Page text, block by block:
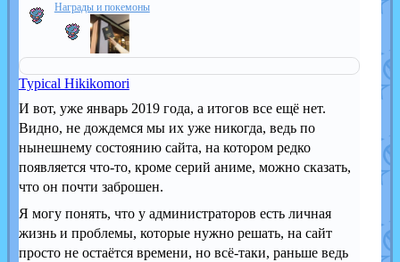
Награды и покемоны
Typical Hikikomori
И вот, уже январь 2019 года, а итогов все ещё нет.
Видно, не дождемся мы их уже никогда, ведь по
нынешнему состоянию сайта, на котором редко
появляется что-то, кроме серий аниме, можно сказать,
что он почти заброшен.
Я могу понять, что у администраторов есть личная
жизнь и проблемы, которые нужно решать, на сайт
просто не остаётся времени, но всё-таки, раньше ведь